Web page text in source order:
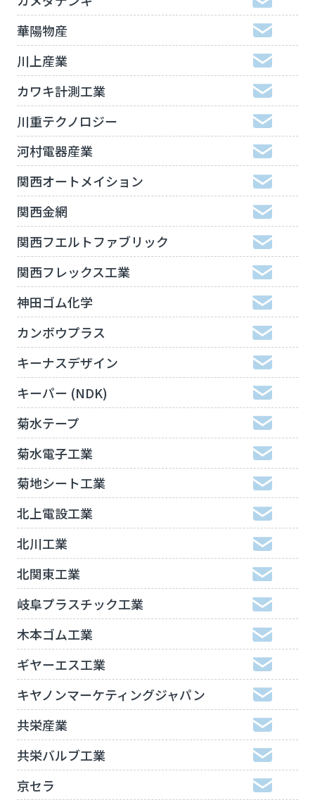
華陽物産
川上産業
カワキ計測工業
川重テクノロジー
河村電器産業
関西オートメイション
関西金網
関西フエルトファブリック
関西フレックス工業
神田ゴム化学
カンボウプラス
キーナスデザイン
キーパー (NDK)
菊水テープ
菊水電子工業
菊地シート工業
北上電設工業
北川工業
北関東工業
岐阜プラスチック工業
木本ゴム工業
ギヤーエス工業
キヤノンマーケティングジャパン
共栄産業
共栄バルブ工業
京セラ